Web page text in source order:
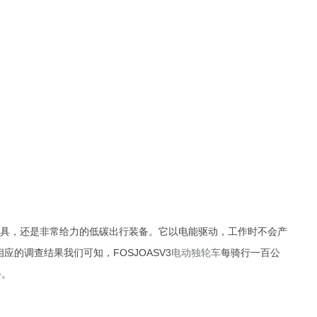
还是非常给力的低碳出行装备。它以电能驱动，工作时不会产
的调查结果我们可知，FOSJOASV3电动独轮车每骑行一百公